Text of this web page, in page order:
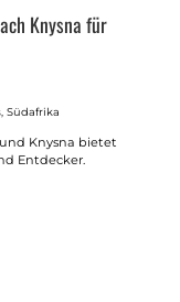
Knysna für
,Südafrika
Knysna bietet
Entdecker.